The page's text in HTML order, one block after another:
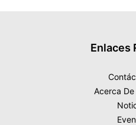
Enlaces
Acerca